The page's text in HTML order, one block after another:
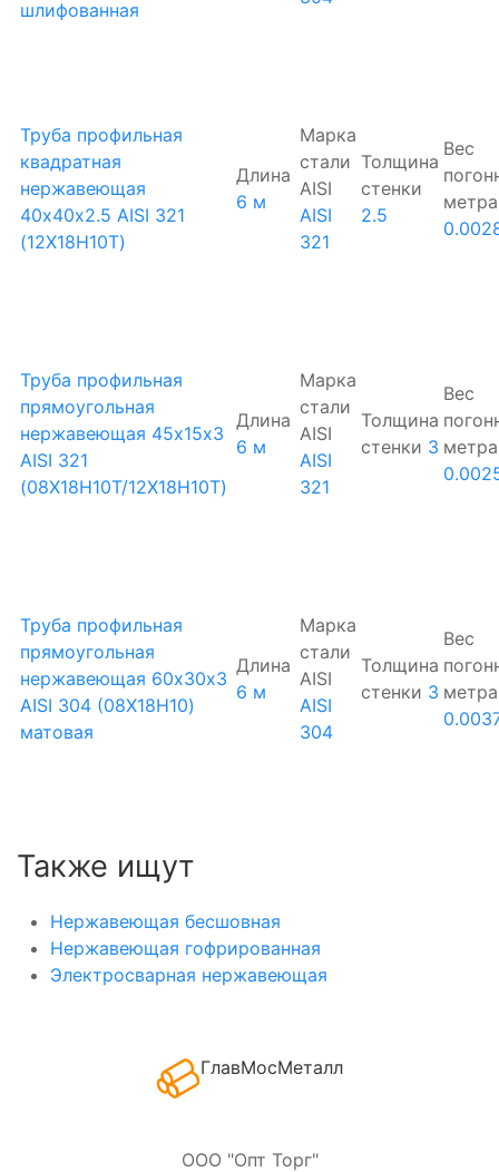
шлифованная
Труба профильная
квадратная
нержавеющая
40х40х2.5 AISI 321
(12Х18Н10Т)
Длина
6 м
Марка
стали
AISI
AISI
321
Толщина
стенки
2.5
Вес
метра
Труба профильная
прямоугольная
нержавеющая 45х15х3
AISI 321
(08Х18Н10Т/12Х18Н10Т)
Длина
6 м
Марка
стали
AISI
AISI
321
Толщина
стенки 3
Вес
метра
Труба профильная
прямоугольная
нержавеющая 60х30х3
AISI 304 (08Х18Н10)
матовая
Длина
6 м
Марка
стали
AISI
AISI
304
Толщина
стенки 3
Вес
метра
Также ищут
Нержавеющая бесшовная
Нержавеющая гофрированная
Электросварная нержавеющая
ГлавМосМеталл
ООО "Опт Торг"